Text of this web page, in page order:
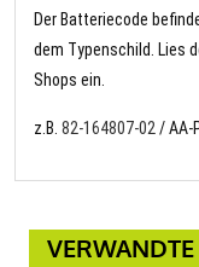
Der Batteriecode
dem Typenschild. Lies
Shops ein.
z.B. 82-164807-02 / AA-